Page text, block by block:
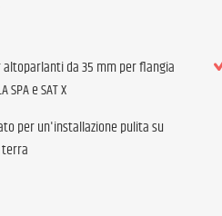
da 35 mm per flangia
SPA e SAT X
per un'installazione pulita su